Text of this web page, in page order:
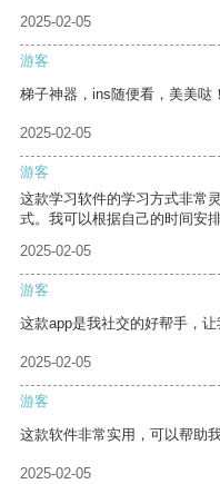
2025-02-05
游客
梯子神器，ins随便看，美美哒！
2025-02-05
游客
这款学习软件的学习方式非常
式。我可以根据自己的时间安
2025-02-05
游客
这款app是我社交的好帮手，
2025-02-05
游客
这款软件非常实用，可以帮助
2025-02-05